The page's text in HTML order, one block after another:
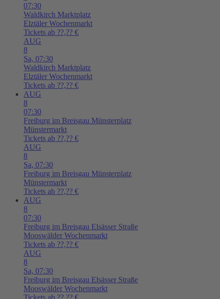
07:30
Waldkirch Marktplatz
Elztäler Wochenmarkt
Tickets ab ??,?? €
AUG
8
Sa, 07:30
Waldkirch Marktplatz
Elztäler Wochenmarkt
Tickets ab ??,?? €
AUG
8
07:30
Freiburg im Breisgau Münsterplatz
Münstermarkt
Tickets ab ??,?? €
AUG
8
Sa, 07:30
Freiburg im Breisgau Münsterplatz
Münstermarkt
Tickets ab ??,?? €
AUG
8
07:30
Freiburg im Breisgau Elsässer Straße
Mooswälder Wochenmarkt
Tickets ab ??,?? €
AUG
8
Sa, 07:30
Freiburg im Breisgau Elsässer Straße
Mooswälder Wochenmarkt
Tickets ab ??,?? €